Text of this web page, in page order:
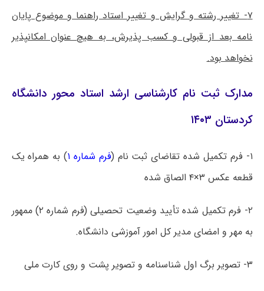
۷- تغییر رشته و گرایش و تغییر استاد راهنما و موضوع پایان
نامه بعد از قبولی و کسب پذیرش، به هیچ عنوان امکانپذیر
نخواهد بود.
مدارک ثبت نام کارشناسی ارشد استاد محور دانشگاه
کردستان ۱۴۰۳
۱- فرم تکمیل شده تقاضای ثبت نام ( فرم شماره ۱ ) به همراه یک
قطعه عکس ۳×۴ الصاق شده
۲- فرم تکمیل شده تأیید وضعیت تحصیلی (فرم شماره ۲) ممهور
به مهر و امضای مدیر کل امور آموزشی دانشگاه.
۳- تصویر برگ اول شناسنامه و تصویر پشت و روی کارت ملی